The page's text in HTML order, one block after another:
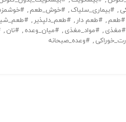
, #بیماری_سلیاک , #خوش_طعم ,
#طعم , #طعم دار , #طعم_دلپذیر ,
#مغذی , #مواد_مغذی , #میان_وعده , #نان ,
, #وعده_صبحانه